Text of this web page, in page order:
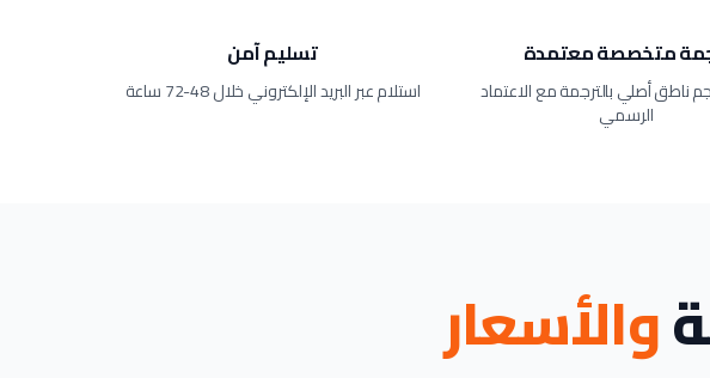
متخصصة معتمدة
ناطق أصلي بالترجمة مع الاعتماد
الرسمي
تسليم آمن
استلام عبر البريد الإلكتروني خلال 48-72 ساعة
والأسعار